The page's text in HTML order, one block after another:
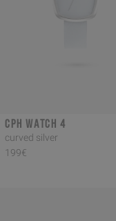
CPH WATCH 4
curved silver
199€